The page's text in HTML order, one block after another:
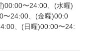
〜24:00、(水曜)
〜24:00、(金曜)00:0
、(日曜)00:00〜24: